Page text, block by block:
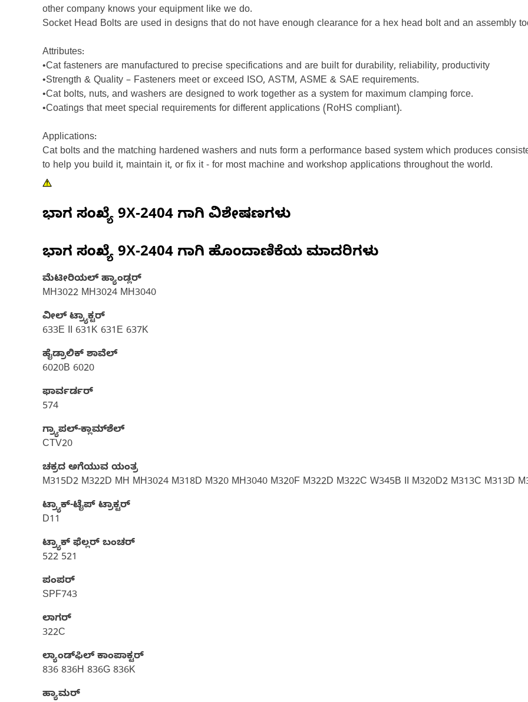
other company knows your equipment like we do.
Socket Head Bolts are used in designs that do not have enough clearance for a hex head bolt and an assembly
Attributes:
•Cat fasteners are manufactured to precise specifications and are built for durability, reliability, productivity
•Strength & Quality – Fasteners meet or exceed ISO, ASTM, ASME & SAE requirements.
•Cat bolts, nuts, and washers are designed to work together as a system for maximum clamping force.
•Coatings that meet special requirements for different applications (RoHS compliant).
Applications:
Cat bolts and the matching hardened washers and nuts form a performance based system which produces
to help you build it, maintain it, or fix it - for most machine and workshop applications throughout the world.
ಭಾಗ ಸಂಖ್ಯೆ 9X-2404 ಗಾಗಿ ವಿಶೇಷಣಗಳು
ಭಾಗ ಸಂಖ್ಯೆ 9X-2404 ಗಾಗಿ ಹೊಂದಾಣಿಕೆಯ ಮಾದರಿಗಳು
ಮೆಟೀರಿಯಲ್‌ ಹ್ಯಾಂಡ್ಲರ್‌
MH3022 MH3024 MH3040
ವೀಲ್ ಟ್ರ್ಯಾಕ್ಟರ್‌
633E II 631K 631E 637K
ಹೈಡ್ರಾಲಿಕ್ ಶಾವೆಲ್
6020B 6020
ಫಾರ್ವರ್ಡರ್
574
ಗ್ರ್ಯಾಪಲ್-ಕ್ಲಾಮ್‌ಶೆಲ್
CTV20
ಚಕ್ರದ ಅಗೆಯುವ ಯಂತ್ರ
M315D2 M322D MH MH3024 M318D M320 MH3040 M320F M322D M322C W345B II M320D2 M313C M313D
ಟ್ರ್ಯಾಕ್-ಟೈಪ್ ಟ್ರಾಕ್ಟರ್
D11
ಟ್ರ್ಯಾಕ್ ಫೆಲ್ಲರ್ ಬಂಚರ್
522 521
ಪಂಪರ್‌
SPF743
ಲಾಗರ್
322C
ಲ್ಯಾಂಡ್‌ಫಿಲ್‌ ಕಾಂಪಾಕ್ಟರ್
836 836H 836G 836K
ಹ್ಯಾಮರ್